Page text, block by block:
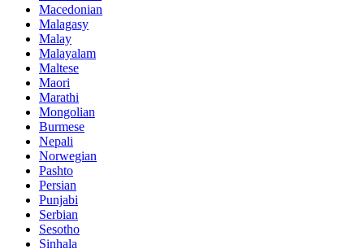
Macedonian
Malagasy
Malay
Malayalam
Maltese
Maori
Marathi
Mongolian
Burmese
Nepali
Norwegian
Pashto
Persian
Punjabi
Serbian
Sesotho
Sinhala